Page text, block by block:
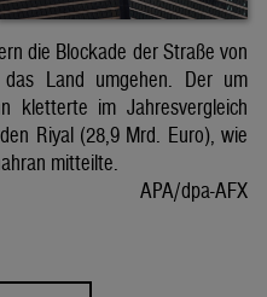
die Blockade der Straße von
Land umgehen. Der um
kletterte im Jahresvergleich
Riyal (28,9 Mrd. Euro), wie
mitteilte.
APA/dpa-AFX